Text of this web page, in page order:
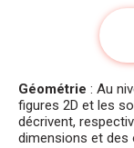
Géométrie : Au
figures 2D et les
décrivent,
dimensions et des